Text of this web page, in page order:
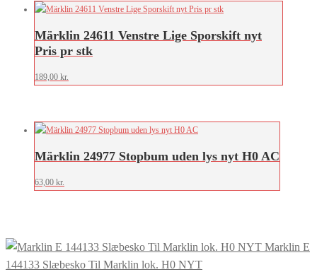
Märklin 24611 Venstre Lige Sporskift nyt
Pris pr stk
189,00 kr.
Märklin 24977 Stopbum uden lys nyt H0 AC
63,00 kr.
Marklin E
144133 Slæbesko Til Marklin lok. H0 NYT